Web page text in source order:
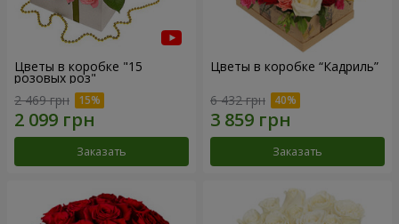
Цветы в коробке "15
розовых роз"
2 469 грн
Заказать
Цветы в коробке “Кадриль”
6 432 грн
Заказать